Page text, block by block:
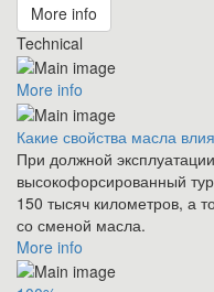
More info
Technical
More info
Какие свойства масла
При должной
высокофорсированный
150 тысяч километров, а
со сменой масла.
More info